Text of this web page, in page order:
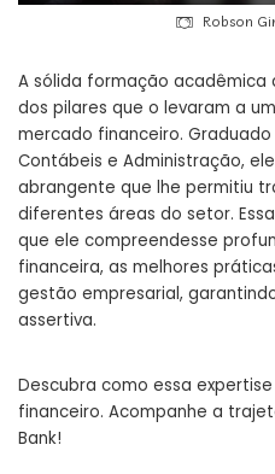
Robson
A sólida formação acadêmica
dos pilares que o levaram a
mercado financeiro.
Contábeis e Administração,
abrangente que lhe permitiu
diferentes áreas do setor.
que ele compreendesse
financeira, as melhores
gestão empresarial,
assertiva.
Descubra como essa
financeiro. Acompanhe a
Bank!